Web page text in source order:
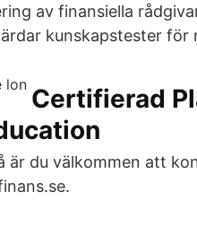
av finansiella
kunskapstester för
Certifierad
är du välkommen att